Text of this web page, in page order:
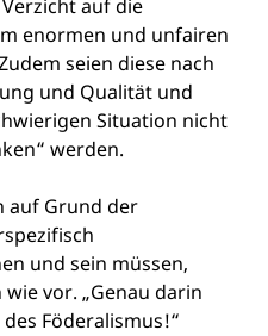
auf die
enormen und unfairen
seien diese nach
und Qualität und
Situation nicht
werden.
auf Grund der
und sein müssen,
vor. „Genau darin
Föderalismus!“